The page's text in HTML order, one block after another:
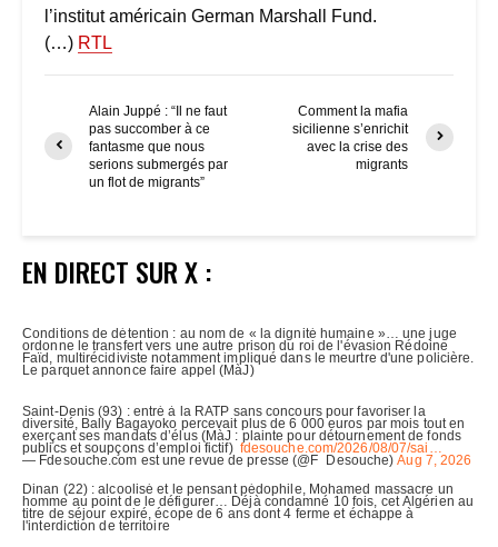
l’institut américain German Marshall Fund.
(…) RTL
Alain Juppé : “Il ne faut
pas succomber à ce
fantasme que nous
serions submergés par
un flot de migrants”
Comment la mafia
sicilienne s’enrichit
avec la crise des
migrants
EN DIRECT SUR X :